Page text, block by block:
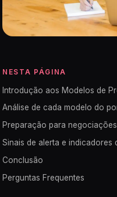
NESTA PÁGINA
Introdução aos Modelos de
Análise de cada modelo do
Preparação para negociações
Sinais de alerta e indicadores
Conclusão
Perguntas Frequentes